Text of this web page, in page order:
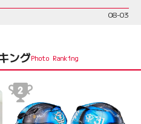
08-03
ング